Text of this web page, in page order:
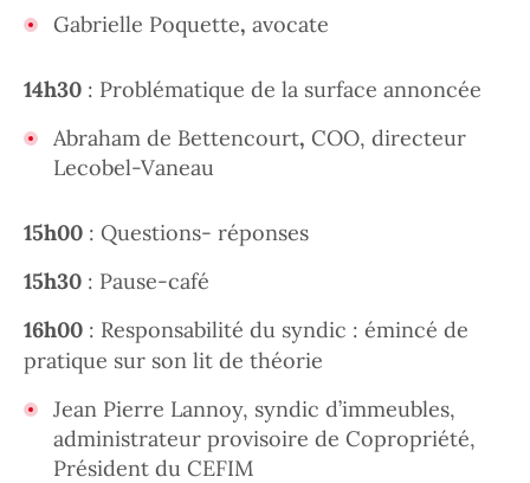
Gabrielle Poquette, avocate
14h30 : Problématique de la surface annoncée
Abraham de Bettencourt, COO, directeur
Lecobel-Vaneau
15h00 : Questions- réponses
15h30 : Pause-café
16h00 : Responsabilité du syndic : émincé de
pratique sur son lit de théorie
Jean Pierre Lannoy, syndic d’immeubles,
administrateur provisoire de Copropriété,
Président du CEFIM